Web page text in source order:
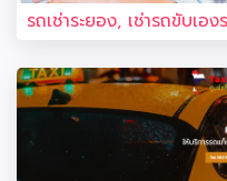
รถเช่าระยอง, เช่ารถขับเอ